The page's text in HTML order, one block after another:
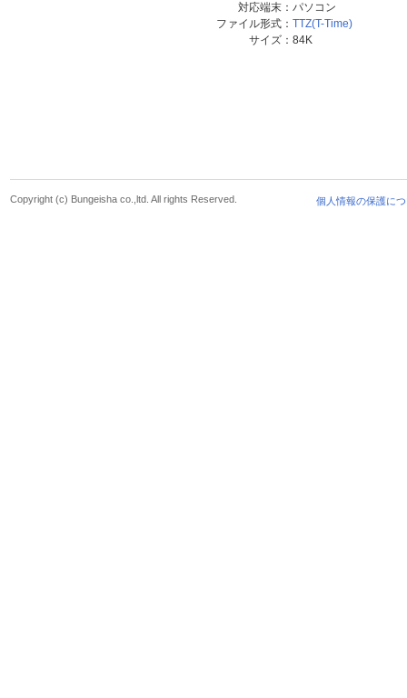
対応端末： パソコン
ファイル形式： TTZ(T-Time)
サイズ： 84K
個人情報の保護に
Copyright (c) Bungeisha co.,ltd. All rights Reserved.